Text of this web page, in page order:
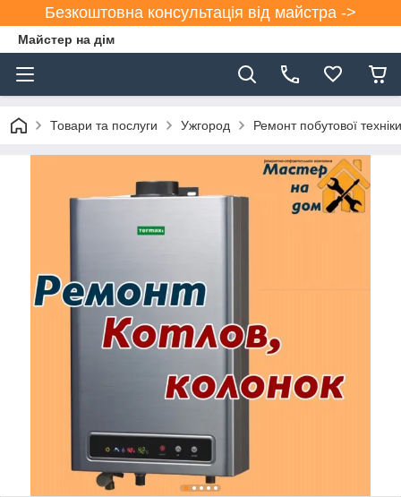
Безкоштовна консультація від майстра ->
Майстер на дім
Товари та послуги Ужгород Ремонт побутової